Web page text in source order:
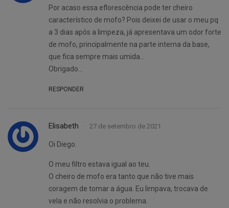
Por acaso essa eflorescência pode ter cheiro
característico de mofo? Pois deixei de usar o meu pq
a 3 dias após a limpeza, já apresentava um odor forte
de mofo, principalmente na parte interna da base,
que fica sempre mais umida…
Obrigado…
RESPONDER
Elisabeth 27 de setembro de 2021
Oi Diego.
O meu filtro estava igual ao teu.
O cheiro de mofo era tanto que não tive mais
coragem de tomar a água. Eu limpava, trocava de
vela e não resolvia o problema.